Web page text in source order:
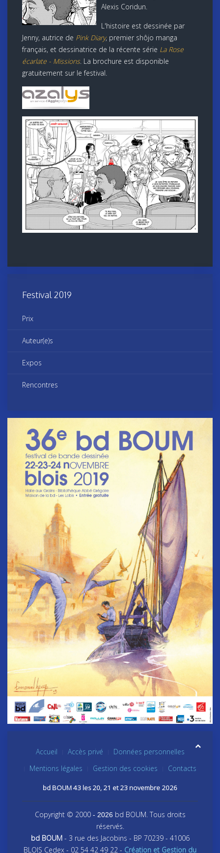
Alexis Coridun.
L'histoire est dessinée par
Jenny, autrice de Pink Diary, premier shôjo manga
français, et dessinatrice de la récente série La Rose
écarlate - Missions. La brochure est disponible
gratuitement sur le festival.
Festival 2019
Prix
Auteur(e)s
Expos
Rencontres
Accueil Accès privé
Données personnelles
Mentions légales
Gestion des cookies Contacts
bd BOUM 43 les 20, 21 et 23 novembre 2026
Copyright © 2000- 2026 bd BOUM. Tous droits
réservés.
bd BOUM- 3 rue des Jacobins - BP 70239 - 41006
BLOIS Cedex - 02 54 42 49 22 - Création et Gestion du